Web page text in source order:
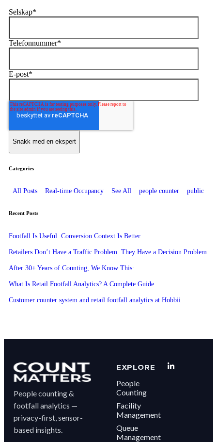
Selskap*
Telefonnummer*
E-post*
Categories
All Posts Real-time Occupancy See All people counter public
Recent Posts
Footfall Is Useful. Conversion Context Is Better.
Retailers Don’t Have a Traffic Problem. They Have a Decision Problem.
After 30+ Years of Counting, We Know This:
What Is Retail Footfall Analytics? A Complete Guide
Customer counter system and retail footfall analytics at Hobbii
People counting &
footfall analytics —
privacy-first, sensor-
based insights.
EXPLORE
People
Counting
Facility
Management
Queue
Management